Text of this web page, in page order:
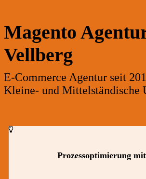
Magento
Vellberg
E-Commerce Agentur seit
Kleine- und Mittelständische
Prozessoptimierung